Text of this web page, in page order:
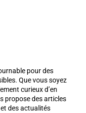
pour des
Que vous soyez
curieux d’en
propose des articles
des actualités